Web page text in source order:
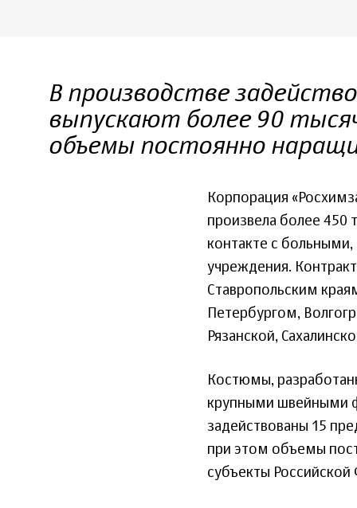
В производстве
выпускают более 90
объемы постоянно
Корпорация
произвела более
контакте с больными,
учреждения.
Ставропольским
Петербургом,
Рязанской,
Костюмы,
крупными швейными
задействованы 15
при этом объемы
субъекты